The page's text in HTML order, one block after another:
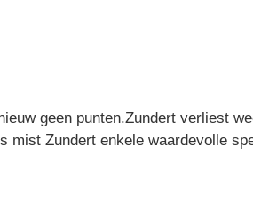
geen punten.Zundert verliest
mist Zundert enkele waardevolle